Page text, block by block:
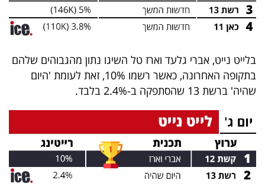
פרסמו
באייס
עקבו
אחרינו:
בלייט נייט, אברי גלעד וארז טל השיגו נתון מהגבוהים שלהם
בתקופה האחרונה, כאשר רשמו 10%, זאת לעומת 'היום
שהיה' ברשת 13 שהסתפקה ב-2.4% בלבד.